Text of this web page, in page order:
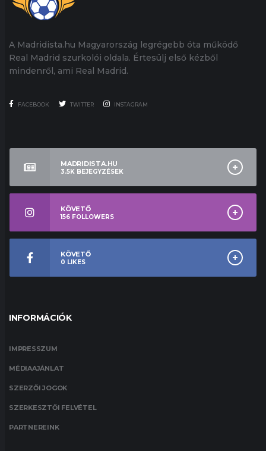
A Madridista.hu Magyarország legrégebb óta működő
Real Madrid szurkolói oldala. Értesülj első kézből
mindenről, ami Real Madrid.
FACEBOOK TWITTER INSTAGRAM
MADRIDISTA.HU
3.5K BEJEGYZÉSEK
KÖVETŐ
156 FOLLOWERS
KÖVETŐ
0 LIKES
INFORMÁCIÓK
IMPRESSZUM
MÉDIAAJÁNLAT
SZERZŐI JOGOK
SZERKESZTŐI FELVÉTEL
PARTNEREINK